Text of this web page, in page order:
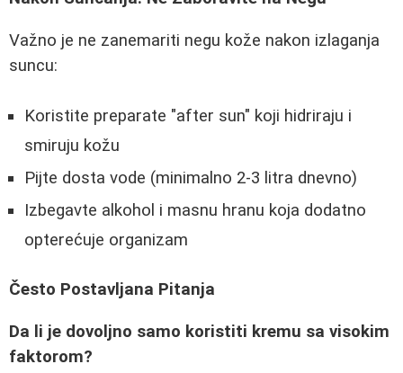
Važno je ne zanemariti negu kože nakon izlaganja
suncu:
Koristite preparate "after sun" koji hidriraju i
smiruju kožu
Pijte dosta vode (minimalno 2-3 litra dnevno)
Izbegavte alkohol i masnu hranu koja dodatno
opterećuje organizam
Često Postavljana Pitanja
Da li je dovoljno samo koristiti kremu sa visokim
faktorom?